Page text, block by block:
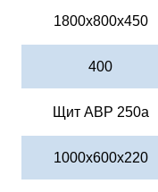
1800х800х450
400
Щит АВР 250а
1000х600х220